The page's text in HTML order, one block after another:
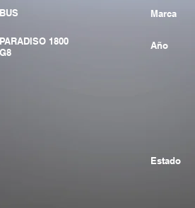
BUS
PARADISO 1800
G8
Marca
Año
Estado